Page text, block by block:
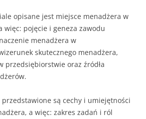
opisane jest miejsce menadżera w
więc: pojęcie i geneza zawodu
menadżera w
skutecznego menadżera,
przedsiębiorstwie oraz źródła
są cechy i umiejętności
a więc: zakres zadań i ról